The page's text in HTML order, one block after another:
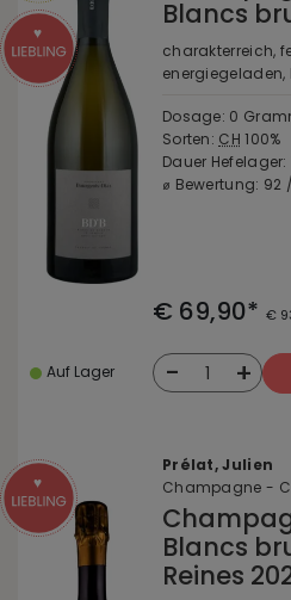
Blancs
charakterreich,
energiegeladen,
Dosage: 0
Sorten: CH 100%
Dauer Hefelager:
⌀ Bewertung: 92
€ 69,90* €
Auf Lager - 1 +
Prélat, Julien
Champagne -
Blancs
Reines